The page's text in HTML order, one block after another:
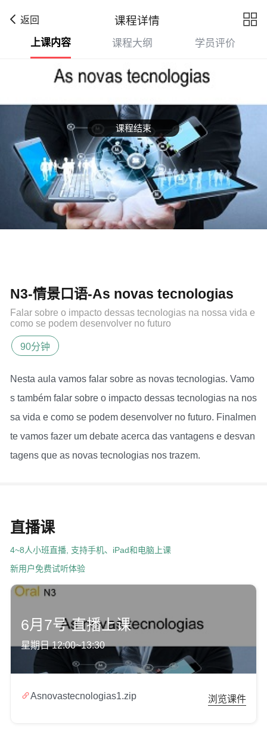
返回 课程详情 
课程结束
上课内容 课程大纲 学员评价
N3-情景口语-As novas tecnologias
Falar sobre o impacto dessas tecnologias na nossa vida e
como se podem desenvolver no futuro
90分钟
Nesta aula vamos falar sobre as novas tecnologias. Vamo
s também falar sobre o impacto dessas tecnologias na nos
sa vida e como se podem desenvolver no futuro. Finalmen
te vamos fazer um debate acerca das vantagens e desvan
tagens que as novas tecnologias nos trazem.
直播课
4~8人小班直播, 支持手机、iPad和电脑上课
新用户免费试听体验
6月7号 直播上课
星期日 12:00~13:30
Asnovastecnologias1.zip 浏览课件